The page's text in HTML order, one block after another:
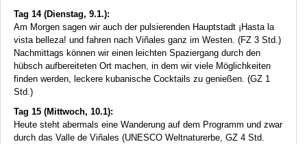
Tag 14 (Dienstag, 9.1.):
Am Morgen sagen wir auch der pulsierenden Hauptstadt ¡Hasta la
vista belleza! und fahren nach Viñales ganz im Westen. (FZ 3 Std.)
Nachmittags können wir einen leichten Spaziergang durch den
hübsch aufbereiteten Ort machen, in dem wir viele Möglichkeiten
finden werden, leckere kubanische Cocktails zu genießen. (GZ 1
Std.)
Tag 15 (Mittwoch, 10.1):
Heute steht abermals eine Wanderung auf dem Programm und zwar
durch das Valle de Viñales (UNESCO Weltnaturerbe, GZ 4 Std.